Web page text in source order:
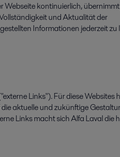
Webseite kontinuierlich,
und Aktualität der
Informationen jederzeit zu
Links"). Für diese Websites
aktuelle und zukünftige
Links macht sich Alfa Laval die